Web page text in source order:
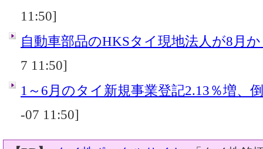
11:50]
自動車部品のHKSタイ現地法人が8月
7 11:50]
1～6月のタイ新規事業登記2.13％増、
-07 11:50]